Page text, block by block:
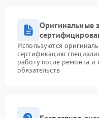
Оригинальные
Используются
сертификацию
работу после ремонта
обязательств